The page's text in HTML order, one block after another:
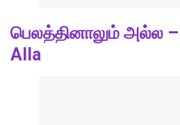
பெலத்தினாலும் அல்ல –
Alla